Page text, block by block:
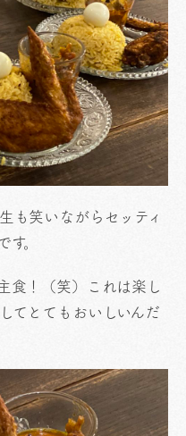
も笑いながらセッティ
す。
食！（笑）これは楽し
てとてもおいしいんだ